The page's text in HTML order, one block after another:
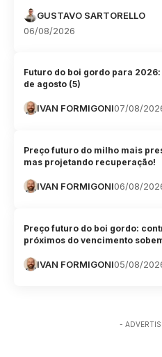
GUSTAVO SARTORELLO
06/08/2026
Futuro do boi gordo para
de agosto (5)
IVAN FORMIGONI07/08/
Preço futuro do milho mais
mas projetando recuperação!
IVAN FORMIGONI06/08/
Preço futuro do boi gordo:
próximos do vencimento
IVAN FORMIGONI05/08/
-